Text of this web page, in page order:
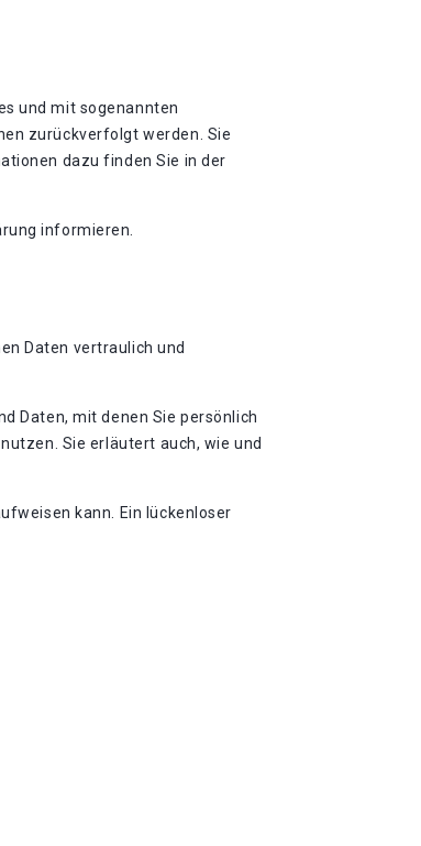
und mit sogenannten
zurückverfolgt werden. Sie
dazu finden Sie in der
informieren.
Daten vertraulich und
Daten, mit denen Sie persönlich
Sie erläutert auch, wie und
kann. Ein lückenloser